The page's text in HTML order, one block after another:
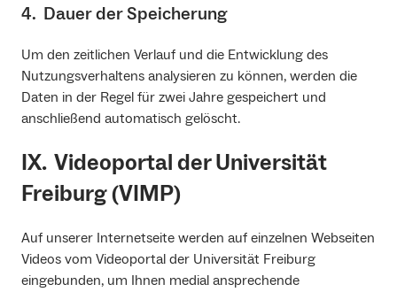
4. Dauer der Speicherung
Um den zeitlichen Verlauf und die Entwicklung des
Nutzungsverhaltens analysieren zu können, werden die
Daten in der Regel für zwei Jahre gespeichert und
anschließend automatisch gelöscht.
IX. Videoportal der Universität
Freiburg (VIMP)
Auf unserer Internetseite werden auf einzelnen Webseiten
Videos vom Videoportal der Universität Freiburg
eingebunden, um Ihnen medial ansprechende